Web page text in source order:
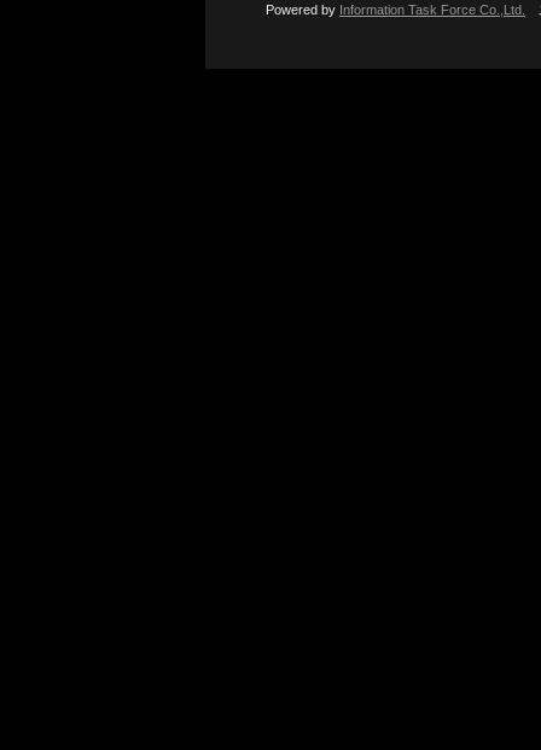
Powered by Information Task Force Co.,Ltd.